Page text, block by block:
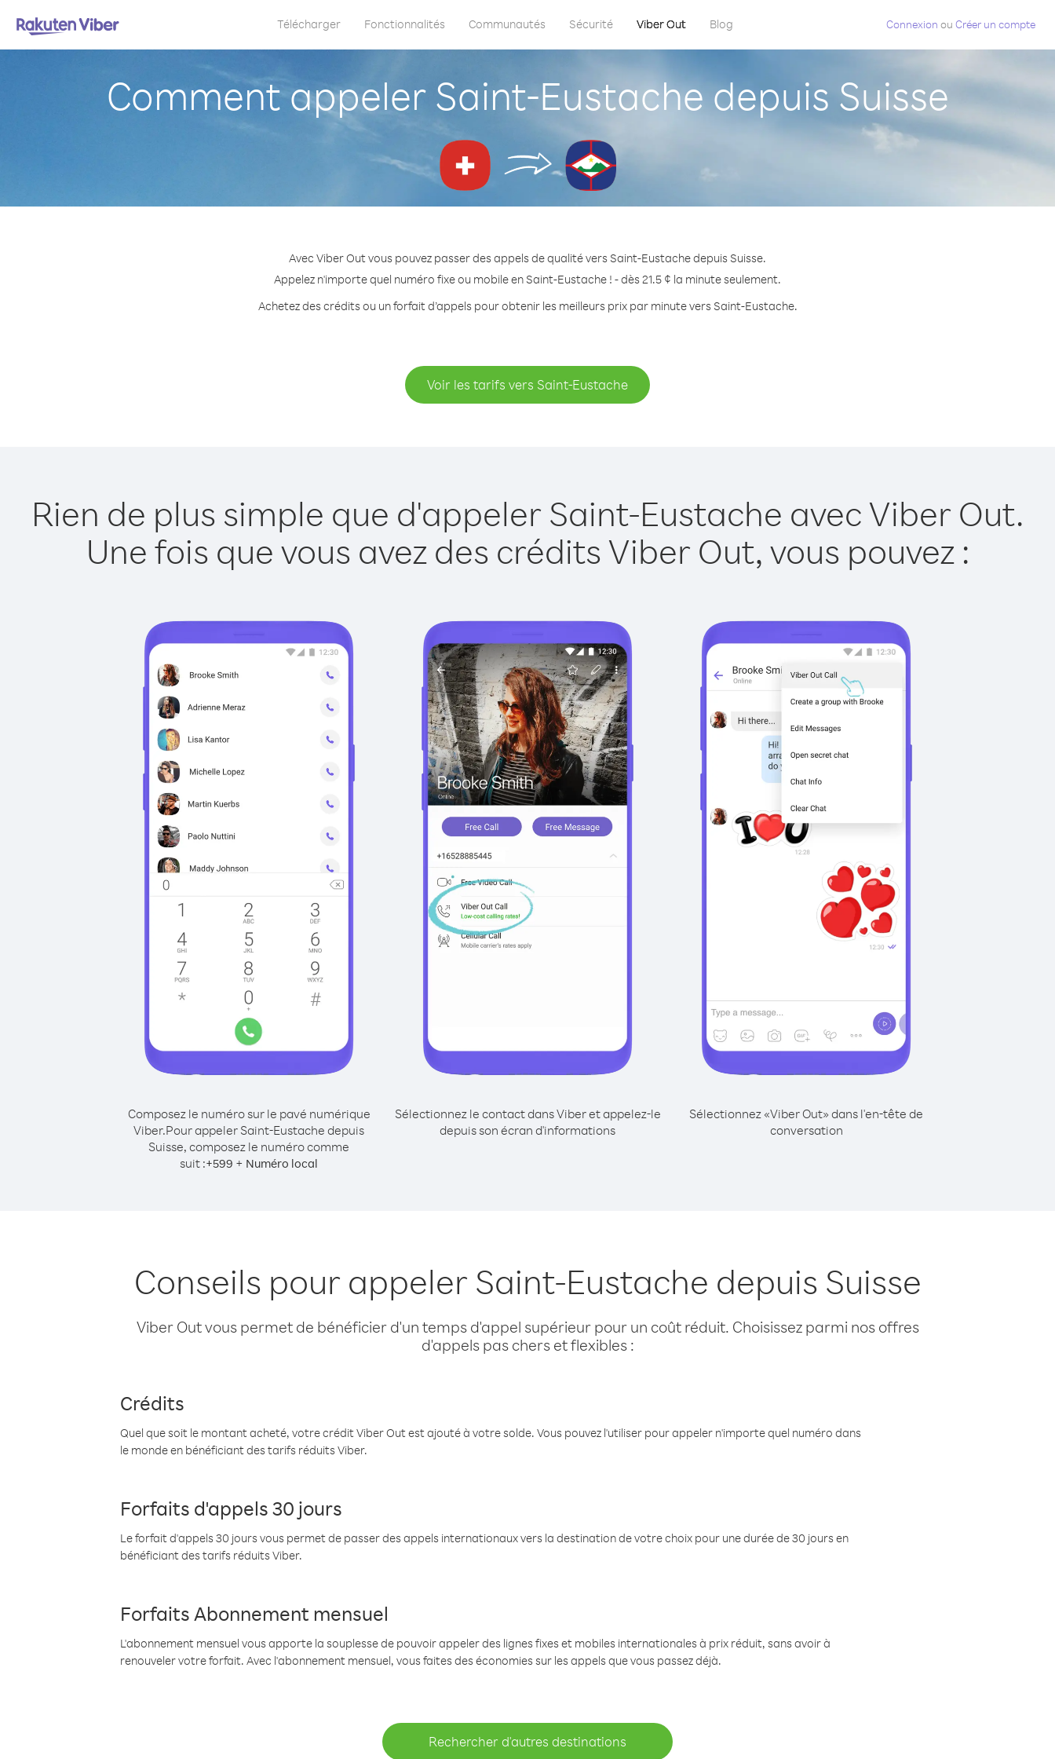
Télécharger Fonctionnalités Communautés Sécurité Viber Out Blog Connexion ou Créer un compte
Comment appeler Saint-Eustache depuis Suisse
Avec Viber Out vous pouvez passer des appels de qualité vers Saint-Eustache depuis Suisse.
Appelez n'importe quel numéro fixe ou mobile en Saint-Eustache ! - dès 21.5 ¢ la minute seulement.
Achetez des crédits ou un forfait d’appels pour obtenir les meilleurs prix par minute vers Saint-Eustache.
Voir les tarifs vers Saint-Eustache
Rien de plus simple que d'appeler Saint-Eustache avec Viber Out.
Une fois que vous avez des crédits Viber Out, vous pouvez :
Composez le numéro sur le pavé numérique
Viber.Pour appeler Saint-Eustache depuis
Suisse, composez le numéro comme
suit :+599 + Numéro local
Sélectionnez le contact dans Viber et appelez-le
depuis son écran d'informations
Sélectionnez «Viber Out» dans l'en-tête de
conversation
Conseils pour appeler Saint-Eustache depuis Suisse
Viber Out vous permet de bénéficier d'un temps d'appel supérieur pour un coût réduit. Choisissez parmi nos offres
d'appels pas chers et flexibles :
Crédits
Quel que soit le montant acheté, votre crédit Viber Out est ajouté à votre solde. Vous pouvez l'utiliser pour appeler n'importe quel numéro dans
le monde en bénéficiant des tarifs réduits Viber.
Forfaits d'appels 30 jours
Le forfait d'appels 30 jours vous permet de passer des appels internationaux vers la destination de votre choix pour une durée de 30 jours en
bénéficiant des tarifs réduits Viber.
Forfaits Abonnement mensuel
L'abonnement mensuel vous apporte la souplesse de pouvoir appeler des lignes fixes et mobiles internationales à prix réduit, sans avoir à
renouveler votre forfait. Avec l'abonnement mensuel, vous faites des économies sur les appels que vous passez déjà.
Rechercher d'autres destinations